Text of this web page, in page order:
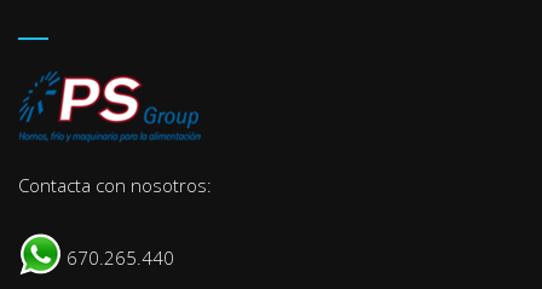
Contacta con nosotros:
670.265.440